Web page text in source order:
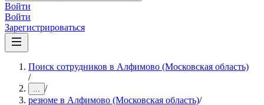
Войти
Войти
Зарегистрироваться
Поиск сотрудников в Алфимово (Московская область)
/
... /
резюме в Алфимово (Московская область)/